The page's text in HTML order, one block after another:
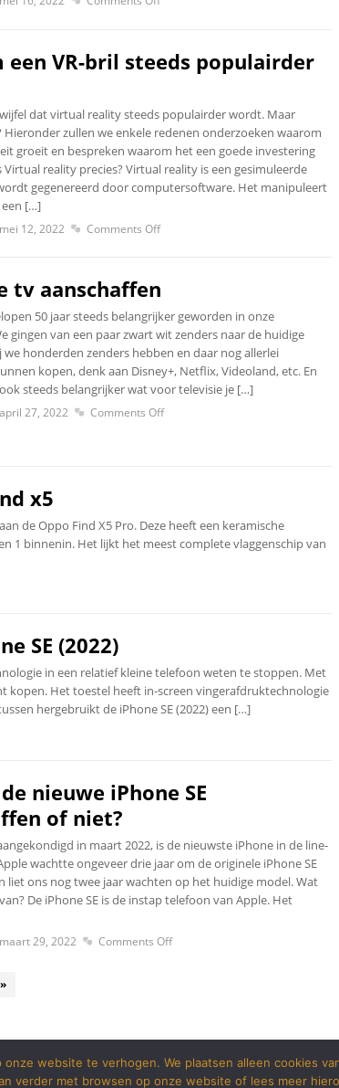
een VR-bril steeds populairder
dat virtual reality steeds populairder wordt. Maar
Hieronder zullen we enkele redenen onderzoeken waarom
groeit en bespreken waarom het een goede investering
Virtual reality precies? Virtual reality is een gesimuleerde
gegenereerd door computersoftware. Het manipuleert
[…]
mei 12, 2022 Comments Off
tv aanschaffen
50 jaar steeds belangrijker geworden in onze
gingen van een paar zwart wit zenders naar de huidige
honderden zenders hebben en daar nog allerlei
kopen, denk aan Disney+, Netflix, Videoland, etc. En
steeds belangrijker wat voor televisie je […]
april 27, 2022 Comments Off
x5
de Oppo Find X5 Pro. Deze heeft een keramische
1 binnenin. Het lijkt het meest complete vlaggenschip van
SE (2022)
in een relatief kleine telefoon weten te stoppen. Met
kopen. Het toestel heeft in-screen vingerafdruktechnologie
hergebruikt de iPhone SE (2022) een […]
nieuwe iPhone SE
of niet?
in maart 2022, is de nieuwste iPhone in de line-
wachtte ongeveer drie jaar om de originele iPhone SE
liet ons nog twee jaar wachten op het huidige model. Wat
De iPhone SE is de instap telefoon van Apple. Het
maart 29, 2022 Comments Off
website te verhogen. We plaatsen alleen cookies
verder met browsen op onze website of lees meer